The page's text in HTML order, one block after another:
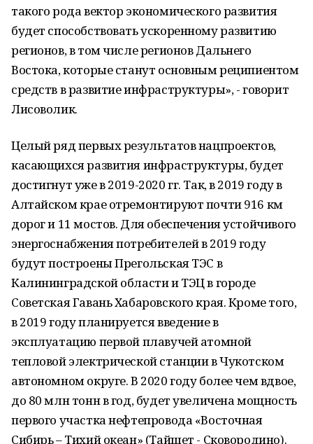
такого рода вектор экономического развития
будет способствовать ускоренному развитию
регионов, в том числе регионов Дальнего
Востока, которые станут основным реципиентом
средств в развитие инфраструктуры», - говорит
Лисоволик.
Целый ряд первых результатов нацпроектов,
касающихся развития инфраструктуры, будет
достигнут уже в 2019-2020 гг. Так, в 2019 году в
Алтайском крае отремонтируют почти 916 км
дорог и 11 мостов. Для обеспечения устойчивого
энергоснабжения потребителей в 2019 году
будут построены Прегольская ТЭС в
Калининградской области и ТЭЦ в городе
Советская Гавань Хабаровского края. Кроме того,
в 2019 году планируется введение в
эксплуатацию первой плавучей атомной
тепловой электрической станции в Чукотском
автономном округе. В 2020 году более чем вдвое,
до 80 млн тонн в год, будет увеличена мощность
первого участка нефтепровода «Восточная
Сибирь – Тихий океан» (Тайшет - Сковородино).